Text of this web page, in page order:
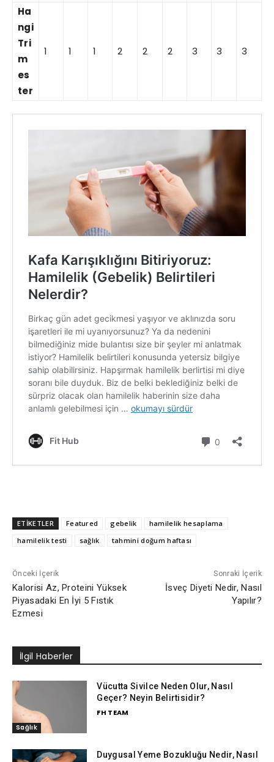
Ha
ngi
Tri
m
es
ter
1 1 1 2 2 2 3 3 3
ETİKETLER Featured gebelik
hamilelik hesaplama
hamilelik testi
sağlık tahmini doğum haftası
Önceki İçerik
Kalorisi Az, Proteini Yüksek
Piyasadaki En İyi 5 Fıstık
Ezmesi
Sonraki İçerik
İsveç Diyeti Nedir, Nasıl
Yapılır?
İlgil Haberler
Sağlık
Vücutta Sivilce Neden Olur, Nasıl
Geçer? Neyin Belirtisidir?
FH TEAM
Duygusal Yeme Bozukluğu Nedir, Nasıl